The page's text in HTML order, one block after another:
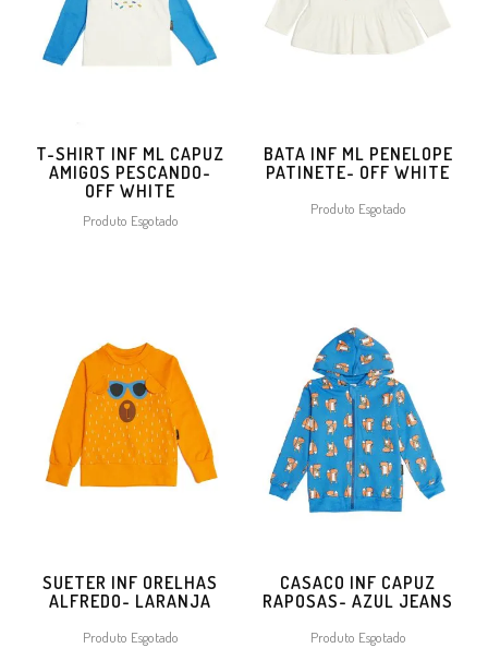
T-SHIRT INF ML CAPUZ
AMIGOS PESCANDO-
OFF WHITE
Produto Esgotado
BATA INF ML PENELOPE
PATINETE- OFF WHITE
Produto Esgotado
SUETER INF ORELHAS
ALFREDO- LARANJA
Produto Esgotado
CASACO INF CAPUZ
RAPOSAS- AZUL JEANS
Produto Esgotado